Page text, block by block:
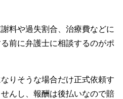
料や過失割合、治療費などに
前に弁護士に相談するのがポ
りそうな場合だけ正式依頼す
んし、報酬は後払いなので賠